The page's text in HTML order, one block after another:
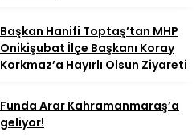
Başkan Hanifi Toptaş’tan MHP
Onikişubat İlçe Başkanı Koray
Korkmaz’a Hayırlı Olsun Ziyareti
Funda Arar Kahramanmaraş’a
geliyor!